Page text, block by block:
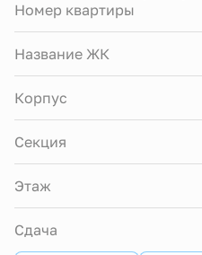
Номер квартиры
Название ЖК
Корпус
Секция
Этаж
Сдача